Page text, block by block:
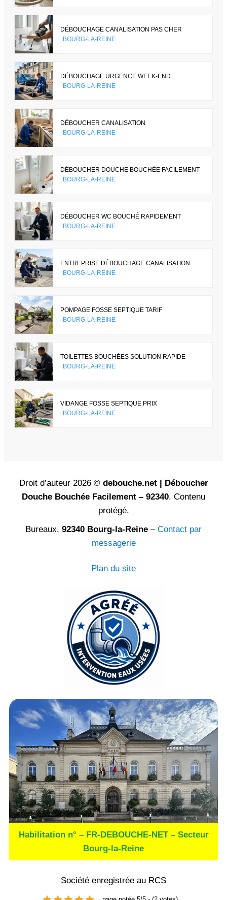
DÉBOUCHAGE CANALISATION PAS CHER
BOURG-LA-REINE
DÉBOUCHAGE URGENCE WEEK-END
BOURG-LA-REINE
DÉBOUCHER CANALISATION
BOURG-LA-REINE
DÉBOUCHER DOUCHE BOUCHÉE FACILEMENT
BOURG-LA-REINE
DÉBOUCHER WC BOUCHÉ RAPIDEMENT
BOURG-LA-REINE
ENTREPRISE DÉBOUCHAGE CANALISATION
BOURG-LA-REINE
POMPAGE FOSSE SEPTIQUE TARIF
BOURG-LA-REINE
TOILETTES BOUCHÉES SOLUTION RAPIDE
BOURG-LA-REINE
VIDANGE FOSSE SEPTIQUE PRIX
BOURG-LA-REINE
Droit d’auteur 2026 © debouche.net | Déboucher
Douche Bouchée Facilement – 92340. Contenu
protégé.
Bureaux, 92340 Bourg-la-Reine – Contact par
messagerie
Plan du site
Habilitation n° – FR-DEBOUCHE-NET – Secteur
Bourg-la-Reine
Société enregistrée au RCS